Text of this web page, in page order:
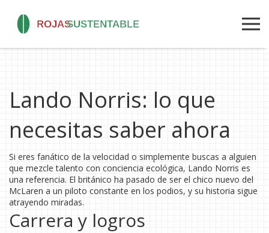
Lando Norris: lo que
necesitas saber ahora
Si eres fanático de la velocidad o simplemente buscas a alguien
que mezcle talento con conciencia ecológica, Lando Norris es
una referencia. El británico ha pasado de ser el chico nuevo del
McLaren a un piloto constante en los podios, y su historia sigue
atrayendo miradas.
Carrera y logros